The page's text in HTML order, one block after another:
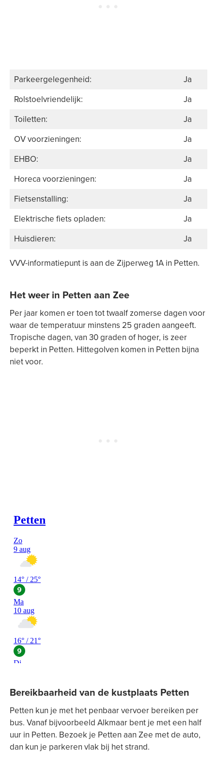
Parkeergelegenheid:
Ja
Rolstoelvriendelijk:
Ja
Toiletten:
Ja
OV voorzieningen:
Ja
EHBO:
Ja
Horeca voorzieningen:
Ja
Fietsenstalling:
Ja
Elektrische fiets opladen:
Ja
Huisdieren:
Ja
VVV-informatiepunt is aan de Zijperweg 1A in Petten.
Het weer in Petten aan Zee
Per jaar komen er toen tot twaalf zomerse dagen voor
waar de temperatuur minstens 25 graden aangeeft.
Tropische dagen, van 30 graden of hoger, is zeer
beperkt in Petten. Hittegolven komen in Petten bijna
niet voor.
Bereikbaarheid van de kustplaats Petten
Petten kun je met het penbaar vervoer bereiken per
bus. Vanaf bijvoorbeeld Alkmaar bent je met een half
uur in Petten. Bezoek je Petten aan Zee met de auto,
dan kun je parkeren vlak bij het strand.